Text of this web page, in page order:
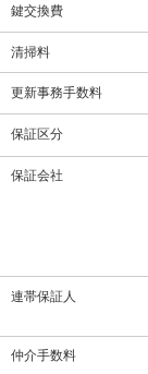
鍵交換費
清掃料
更新事務手数料
保証区分
保証会社
連帯保証人
仲介手数料